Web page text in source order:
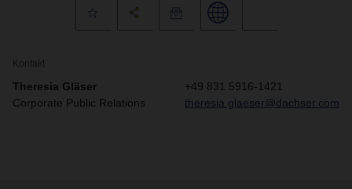
Kontakt
Theresia Gläser
Corporate Public Relations
+49 831 5916-1421
theresia.glaeser@dachser.com